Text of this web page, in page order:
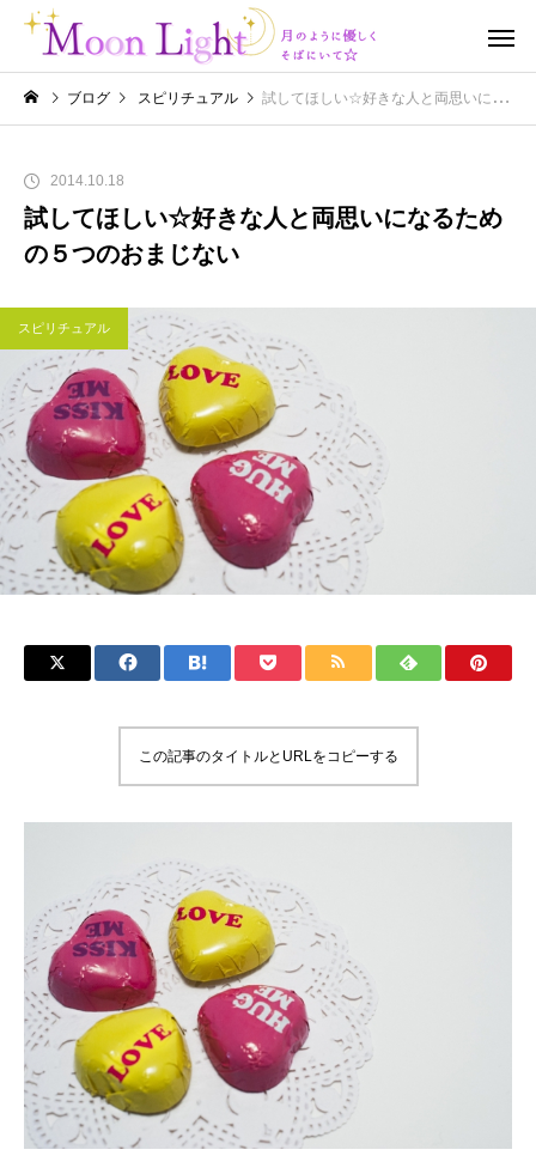
ブログ スピリチュアル 試してほしい☆好きな人と両思いになるための５つのおまじない
2014.10.18
試してほしい☆好きな人と両思いになるため
の５つのおまじない
スピリチュアル
この記事のタイトルとURLをコピーする